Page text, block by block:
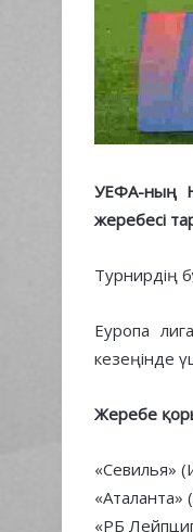
УЕФА-ның
жеребесі
Турнирдің
Еуропа
кезеңінде
Жеребе
«Севилья»
«Аталанта»
«РБ